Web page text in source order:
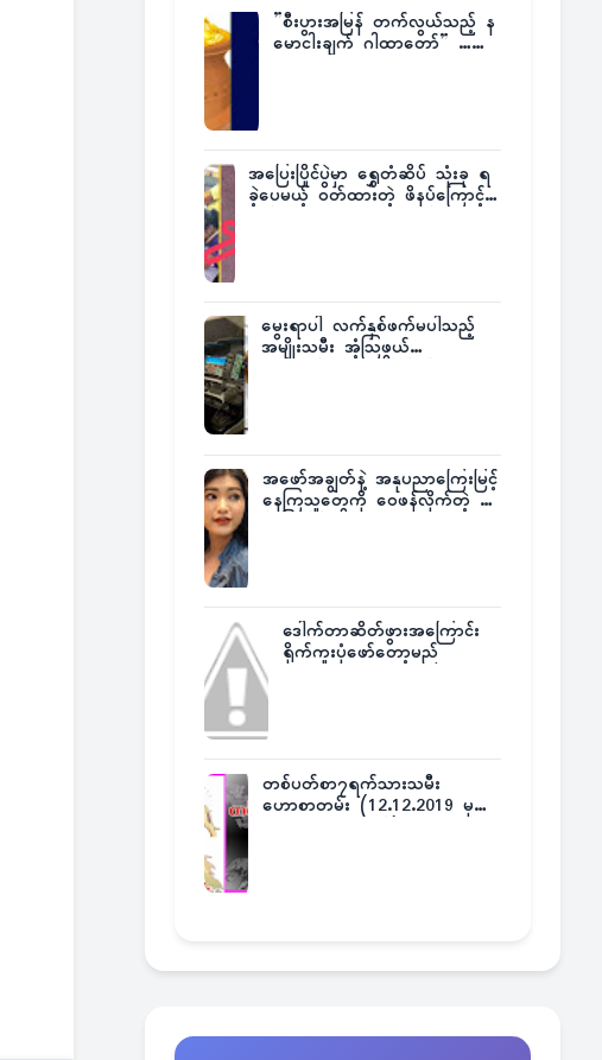
”စီးပွားအမြန် တက်လွယ်သည့် န
မောငါးချက် ဂါထာတော်” ……
အပြေးပြိုင်ပွဲမှာ ရွှေတံဆိပ် သုံးခု ရ
ခဲ့ပေမယ့် ဝတ်ထားတဲ့ ဖိနပ်ကြောင့်
မွေးရာပါ လက်နှစ်ဖက်မပါသည့်
အမျိုးသမီး အံ့သြဖွယ်
အဖော်အချွတ်နဲ့ အနုပညာကြေးမြင့်
နေကြသူတွေကို ဝေဖန်လိုက်တဲ့ သ
ဒေါက်တာဆိတ်ဖွားအကြောင်း
ရိုက်ကူးပုံဖော်တော့မည်
တစ်ပတ်စာ၇ရက်သားသမီး
ဟောစာတမ်း (12.12.2019 မှ